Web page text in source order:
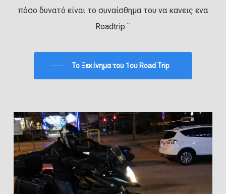
πόσο δυνατό είναι το συναίσθημα του να κανεις ενα
Roadtrip.΄΄
To Ξεκίνημα του 1ου Road Trip